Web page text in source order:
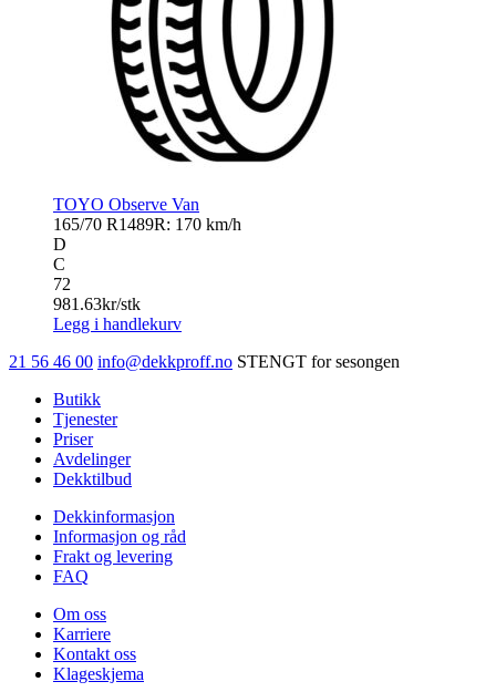
TOYO Observe Van
165/70 R1489R: 170 km/h
D
C
72
981.63kr/stk
Legg i handlekurv
21 56 46 00 info@dekkproff.no STENGT for sesongen
Butikk
Tjenester
Priser
Avdelinger
Dekktilbud
Dekkinformasjon
Informasjon og råd
Frakt og levering
FAQ
Om oss
Karriere
Kontakt oss
Klageskjema